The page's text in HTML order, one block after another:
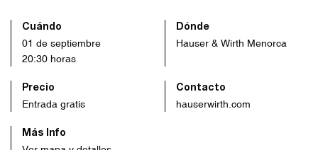
Cuándo
01 de septiembre
20:30 horas
Dónde
Hauser & Wirth Menorca
Precio
Entrada gratis
Contacto
hauserwirth.com
Más Info